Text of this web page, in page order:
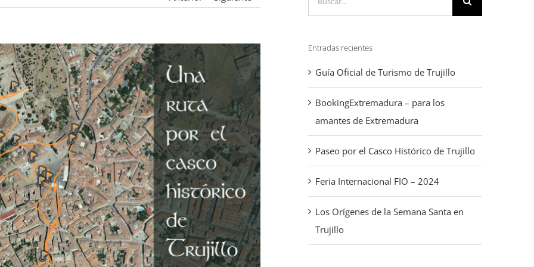
Entradas recientes
Guía Oficial de Turismo de Trujillo
BookingExtremadura – para los
amantes de Extremadura
Paseo por el Casco Histórico de Trujillo
Feria Internacional FIO – 2024
Los Orígenes de la Semana Santa en
Trujillo